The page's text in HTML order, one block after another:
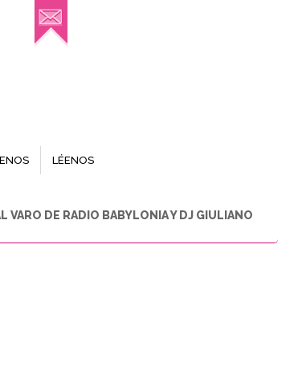
LÉENOS
VARO DE RADIO BABYLONIA Y DJ GIULIANO